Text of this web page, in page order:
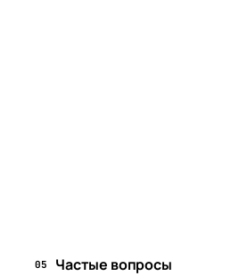
05 Частые вопросы